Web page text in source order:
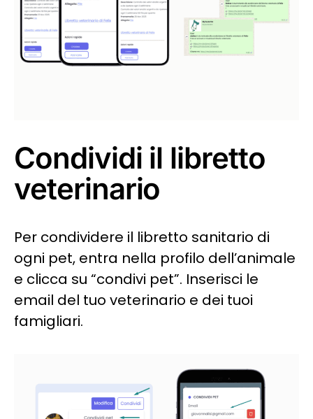
Condividi il libretto
veterinario
Per condividere il libretto sanitario di
ogni pet, entra nella profilo dell’animale
e clicca su “condivi pet”. Inserisci le
email del tuo veterinario e dei tuoi
famigliari.